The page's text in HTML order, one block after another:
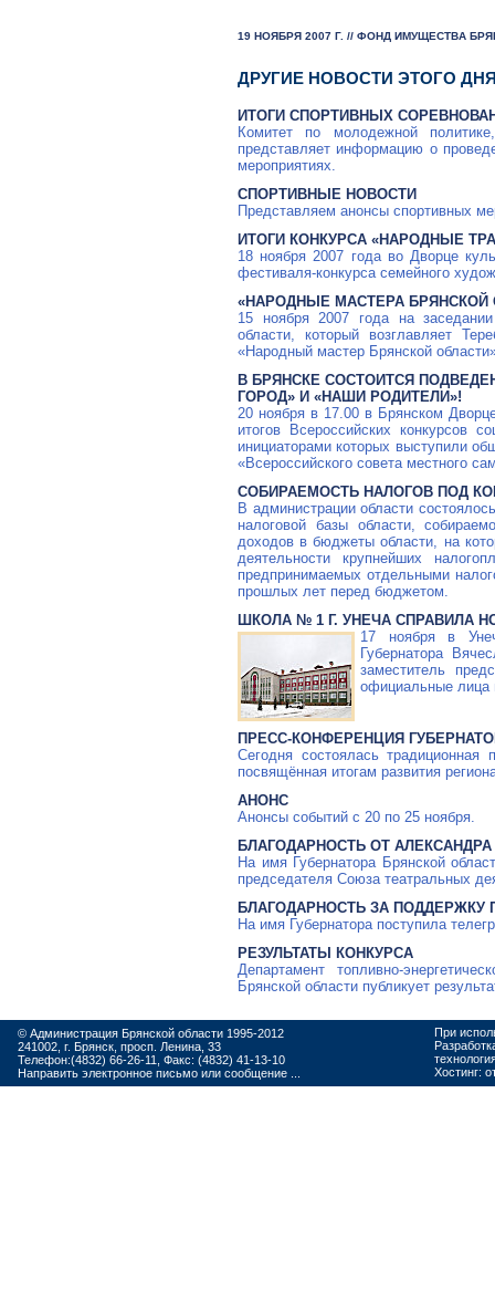
19 НОЯБРЯ 2007 Г. // ФОНД ИМУЩЕСТВА
ДРУГИЕ НОВОСТИ ЭТОГО
ИТОГИ СПОРТИВНЫХ
Комитет по молодежной
представляет информацию о
мероприятиях.
СПОРТИВНЫЕ НОВОСТИ
Представляем анонсы спортивных
ИТОГИ КОНКУРСА «НАРОДНЫЕ
18 ноября 2007 года во Дворце
фестиваля-конкурса семейного
«НАРОДНЫЕ МАСТЕРА БРЯНСКОЙ
15 ноября 2007 года на заседании
области, который возглавляет
«Народный мастер Брянской
В БРЯНСКЕ СОСТОИТСЯ
ГОРОД» И «НАШИ РОДИТЕЛИ»!
20 ноября в 17.00 в Брянском
итогов Всероссийских конкурсов
инициаторами которых выступили
«Всероссийского совета местного
СОБИРАЕМОСТЬ НАЛОГОВ ПОД
В администрации области
налоговой базы области,
доходов в бюджеты области, на
деятельности крупнейших
предпринимаемых отдельными
прошлых лет перед бюджетом.
ШКОЛА № 1 Г. УНЕЧА СПРАВИЛА
17 ноября в
Губернатора
заместитель
официальные лица
ПРЕСС-КОНФЕРЕНЦИЯ
Сегодня состоялась
посвящённая итогам развития
АНОНС
Анонсы событий с 20 по 25 ноября.
БЛАГОДАРНОСТЬ ОТ АЛЕКСАНДРА
На имя Губернатора Брянской
председателя Союза театральных
БЛАГОДАРНОСТЬ ЗА ПОДДЕРЖКУ
На имя Губернатора поступила
РЕЗУЛЬТАТЫ КОНКУРСА
Департамент топливно-
Брянской области публикует
© Администрация Брянской области 1995-2012
241002, г. Брянск, просп. Ленина, 33
Телефон:(4832) 66-26-11, Факс: (4832) 41-13-10
Направить электронное письмо или сообщение ...
При
Хостинг: